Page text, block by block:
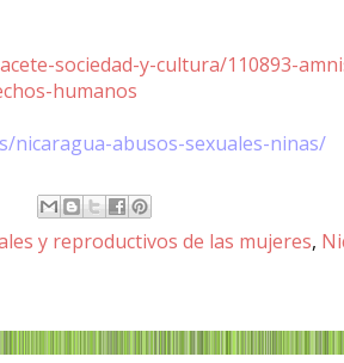
sociedad-y-cultura/110893-
humanos
nicaragua-abusos-sexuales-ninas/
y reproductivos de las mujeres,